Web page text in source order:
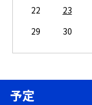
22
23
29
30
予定